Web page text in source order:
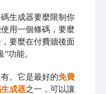
生成器要麼限制你
用一個條碼，要麼
要麼在付費牆後面
”功能。
。它是最好的免費
成器之一，可以讓